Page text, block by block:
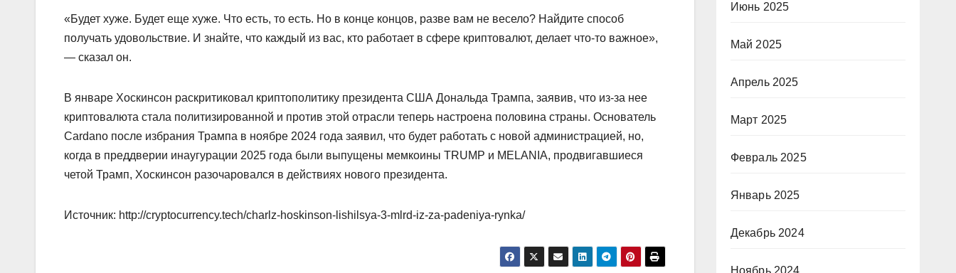
«Будет хуже. Будет еще хуже. Что есть, то есть. Но в конце концов, разве вам не весело? Найдите способ
получать удовольствие. И знайте, что каждый из вас, кто работает в сфере криптовалют, делает что-то важное»,
— сказал он.
В январе Хоскинсон раскритиковал криптополитику президента США Дональда Трампа, заявив, что из-за нее
криптовалюта стала политизированной и против этой отрасли теперь настроена половина страны. Основатель
Cardano после избрания Трампа в ноябре 2024 года заявил, что будет работать с новой администрацией, но,
когда в преддверии инаугурации 2025 года были выпущены мемкоины TRUMP и MELANIA, продвигавшиеся
четой Трамп, Хоскинсон разочаровался в действиях нового президента.
Источник: http://cryptocurrency.tech/charlz-hoskinson-lishilsya-3-mlrd-iz-za-padeniya-rynka/
Июнь 2025
Май 2025
Апрель 2025
Март 2025
Февраль 2025
Январь 2025
Декабрь 2024
Ноябрь 2024